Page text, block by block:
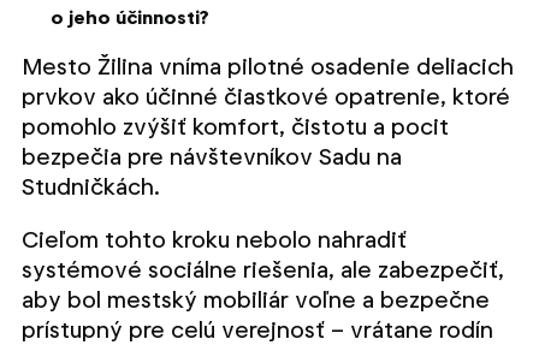
o jeho účinnosti?
Mesto Žilina vníma pilotné osadenie deliacich
prvkov ako účinné čiastkové opatrenie, ktoré
pomohlo zvýšiť komfort, čistotu a pocit
bezpečia pre návštevníkov Sadu na
Studničkách.
Cieľom tohto kroku nebolo nahradiť
systémové sociálne riešenia, ale zabezpečiť,
aby bol mestský mobiliár voľne a bezpečne
prístupný pre celú verejnosť – vrátane rodín